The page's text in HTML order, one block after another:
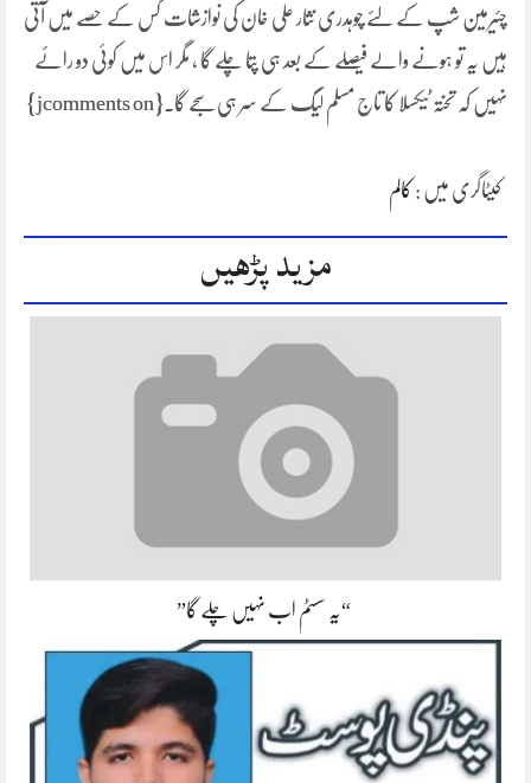
چئیرمین شپ کے لئے چوہدری نثار علی خان کی نوازشات کس کے حصے میں آتی
ہیں یہ تو ہونے والے فیصلے کے بعد ہی پتا چلے گا ، مگر اس میں کوئی دو رائے
نہیں کہ تختہ ٹیکسلا کا تاج مسلم لیگ کے سر ہی سجے گا۔{jcomments on}
کیٹاگری میں : کالم
مزید پڑھیں
“یہ سسٹم اب نہیں چلے گا”